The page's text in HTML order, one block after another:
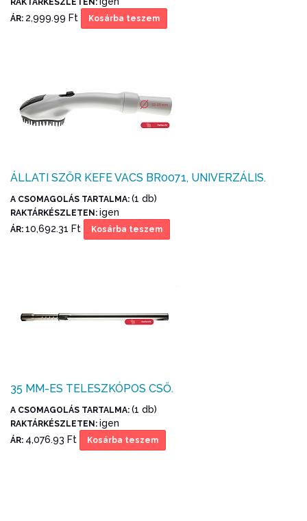
ÁR: 2,999.99 Ft Kosárba teszem
ÁLLATI SZŐR KEFE VACS BR0071, UNIVERZÁLIS.
A CSOMAGOLÁS TARTALMA: (1 db)
RAKTÁRKÉSZLETEN: igen
ÁR: 10,692.31 Ft Kosárba teszem
35 MM-ES TELESZKÓPOS CSŐ.
A CSOMAGOLÁS TARTALMA: (1 db)
RAKTÁRKÉSZLETEN: igen
ÁR: 4,076.93 Ft Kosárba teszem